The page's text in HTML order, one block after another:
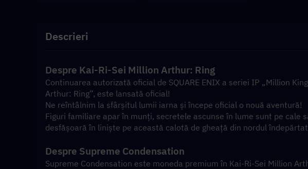
Descrieri
Despre Kai-Ri-Sei Million Arthur: Ring
Continuarea autorizată oficial de SQUARE ENIX a seriei IP „Million
Arthur: Ring”, este lansată oficial!
Ne reîntâlnim la sfârșitul lumii iarna și începe oficial o nouă aventură!
Figuri familiare apar în munți, secretele ascunse în lume sunt pe cale
desfășoară în liniște pe această calotă de gheață din nordul
Despre Supreme Condensation
Supreme Condensation este moneda premium în Kai-Ri-Sei Million